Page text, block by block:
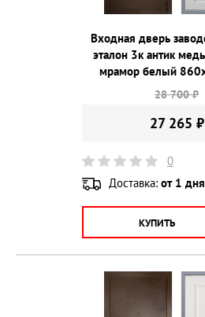
Входная дверь
эталон 3к антик
мрамор белый
28 700 ₽
27 265 ₽
0
Доставка: от 1 дня
КУПИТЬ